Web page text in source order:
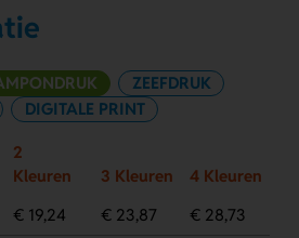
ZEEFDRUK
DIGITALE PRINT
2
Kleuren
3 Kleuren
4 Kleuren
€ 19,24 € 23,87 € 28,73